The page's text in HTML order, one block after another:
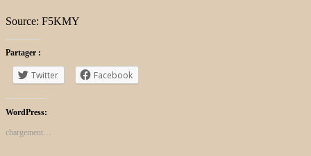
Source: F5KMY
Partager :
Twitter Facebook
WordPress:
chargement…